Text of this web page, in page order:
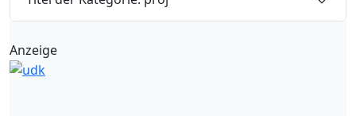
Anzeige